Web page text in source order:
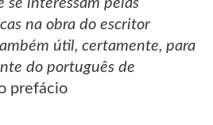
se interessam pelas
na obra do escritor
útil, certamente, para
do português de
prefácio